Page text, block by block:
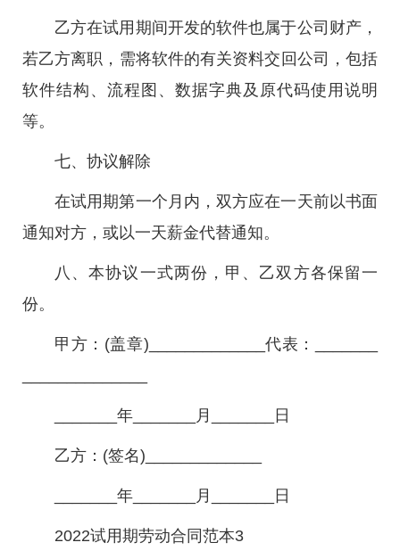
乙方在试用期间开发的软件也属于公司财产，
若乙方离职，需将软件的有关资料交回公司，包括
软件结构、流程图、数据字典及原代码使用说明
等。
七、协议解除
在试用期第一个月内，双方应在一天前以书面
通知对方，或以一天薪金代替通知。
八、本协议一式两份，甲、乙双方各保留一
份。
甲方：(盖章)_____________代表：_______
_______年_______月_______日
乙方：(签名)_____________
_______年_______月_______日
2022试用期劳动合同范本3